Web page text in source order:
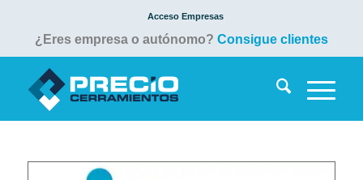
Acceso Empresas
¿Eres empresa o autónomo? Consigue clientes